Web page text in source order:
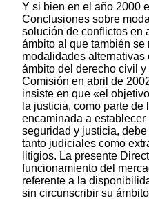
Y si bien en el año 2000
Conclusiones sobre
solución de conflictos en
ámbito al que también
modalidades alternativas
ámbito del derecho civil
Comisión en abril de
insiste en que «el
la justicia, como parte
encaminada a
seguridad y justicia,
tanto judiciales como
litigios. La presente
funcionamiento del
referente a la
sin circunscribir su